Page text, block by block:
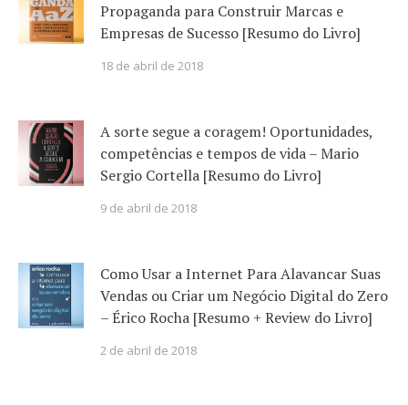
Propaganda para Construir Marcas e
Empresas de Sucesso [Resumo do Livro]
18 de abril de 2018
A sorte segue a coragem! Oportunidades,
competências e tempos de vida – Mario
Sergio Cortella [Resumo do Livro]
9 de abril de 2018
Como Usar a Internet Para Alavancar Suas
Vendas ou Criar um Negócio Digital do Zero
– Érico Rocha [Resumo + Review do Livro]
2 de abril de 2018